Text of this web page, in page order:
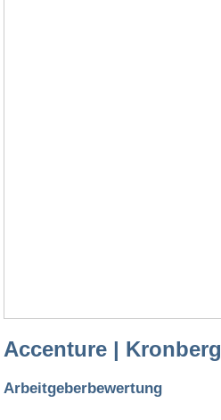
Accenture | Kronberg
Arbeitgeberbewertung